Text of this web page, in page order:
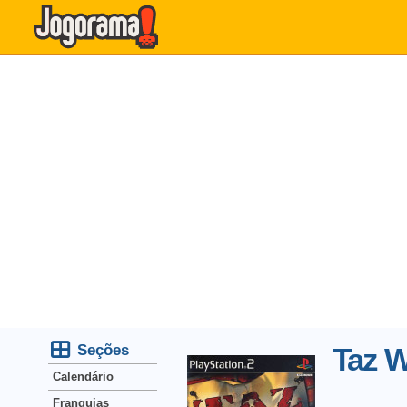
Taz
Seções
Calendário
Franquias